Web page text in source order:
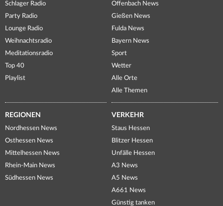
Schlager Radio
Party Radio
Lounge Radio
Weihnachtsradio
Meditationsradio
Top 40
Playlist
Offenbach News
Gießen News
Fulda News
Bayern News
Sport
Wetter
Alle Orte
Alle Themen
REGIONEN
Nordhessen News
Osthessen News
Mittelhessen News
Rhein-Main News
Südhessen News
VERKEHR
Staus Hessen
Blitzer Hessen
Unfälle Hessen
A3 News
A5 News
A661 News
Günstig tanken